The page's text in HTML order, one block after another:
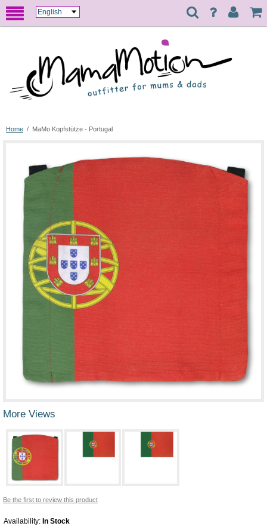
Home / MaMo Kopfstütze - Portugal
More Views
Be the first to review this product
Availability: In Stock